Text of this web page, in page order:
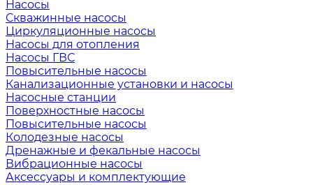
Насосы
Скважинные насосы
Циркуляционные насосы
Насосы для отопления
Насосы ГВС
Повысительные насосы
Канализационные установки и насосы
Насосные станции
Поверхностные насосы
Повысительные насосы
Колодезные насосы
Дренажные и фекальные насосы
Вибрационные насосы
Аксессуары и комплектующие